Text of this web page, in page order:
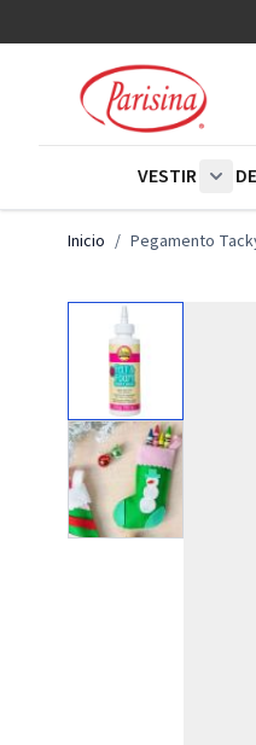
VESTIR
Inicio / Pegamento